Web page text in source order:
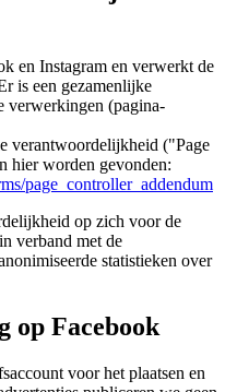
en Instagram en verwerkt de
is een gezamenlijke
verwerkingen (pagina-
verantwoordelijkheid ("Page
hier worden gevonden:
page_controller_addendum
op zich voor de
verband met de
statistieken over
op Facebook
voor het plaatsen en